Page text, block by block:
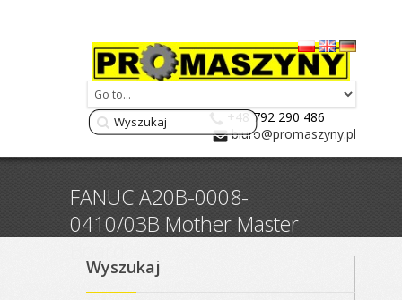
+48 792 290 486
biuro@promaszyny.pl
FANUC A20B-0008-
0410/03B Mother Master
Wyszukaj